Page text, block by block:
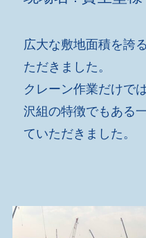
広大な敷地面積を誇
ただきました。
クレーン作業だけで
沢組の特徴でもある
ていただきました。